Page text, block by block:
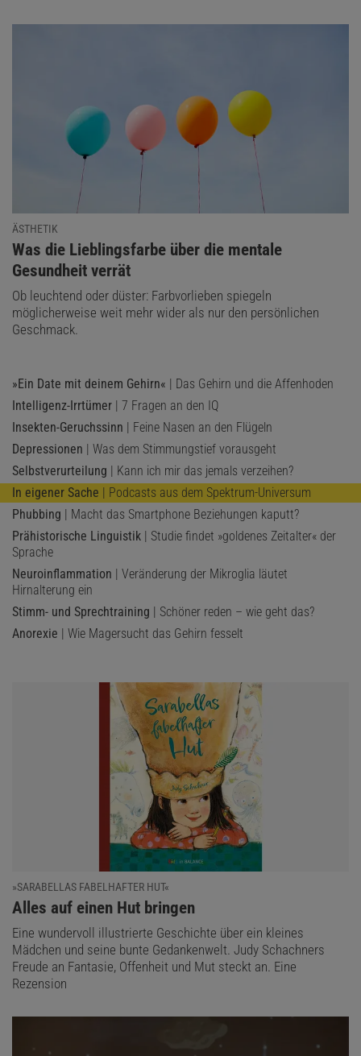
ÄSTHETIK
:
Was die Lieblingsfarbe über die mentale
Gesundheit verrät
Ob leuchtend oder düster: Farbvorlieben spiegeln
möglicherweise weit mehr wider als nur den persönlichen
Geschmack.
»Ein Date mit deinem Gehirn« | Das Gehirn und die Affenhoden
Intelligenz-Irrtümer | 7 Fragen an den IQ
Insekten-Geruchssinn | Feine Nasen an den Flügeln
Depressionen | Was dem Stimmungstief vorausgeht
Selbstverurteilung | Kann ich mir das jemals verzeihen?
In eigener Sache | Podcasts aus dem Spektrum-Universum
Phubbing | Macht das Smartphone Beziehungen kaputt?
Prähistorische Linguistik | Studie findet »goldenes Zeitalter« der
Sprache
Neuroinflammation | Veränderung der Mikroglia läutet
Hirnalterung ein
Stimm- und Sprechtraining | Schöner reden – wie geht das?
Anorexie | Wie Magersucht das Gehirn fesselt
»SARABELLAS FABELHAFTER HUT«
:
Alles auf einen Hut bringen
Eine wundervoll illustrierte Geschichte über ein kleines
Mädchen und seine bunte Gedankenwelt. Judy Schachners
Freude an Fantasie, Offenheit und Mut steckt an. Eine
Rezension